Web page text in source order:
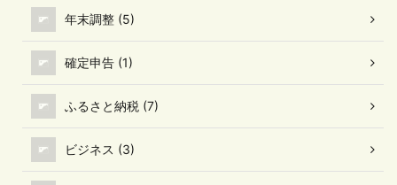
年末調整 (5)
確定申告 (1)
ふるさと納税 (7)
ビジネス (3)